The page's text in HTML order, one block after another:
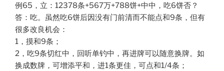
例65，立：12378条+567万+788饼+中中，吃6饼否？
答：吃。虽然吃6饼后因没有门前清而不能点和9条，但有
很多改良机会：
1，摸和9条；
2，吃9条切红中，回听单钓中，再进牌可以随意换牌。如
换成数牌，可增添平和，进1条更佳，可点和1/4条；